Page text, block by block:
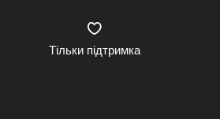
Тільки підтримка